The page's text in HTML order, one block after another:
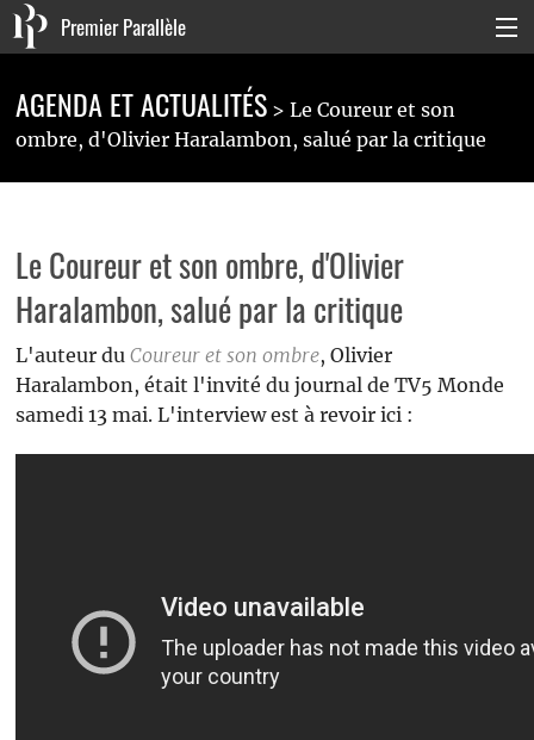
Premier Parallèle
Collection Carnets
Collection Poche
AGENDA ET ACTUALITÉS
Le Coureur et son
ombre, d'Olivier Haralambon, salué par la critique
Le Coureur et son ombre, d'Olivier
Haralambon, salué par la critique
L'auteur du Coureur et son ombre, Olivier
Haralambon, était l'invité du journal de TV5 Monde
samedi 13 mai. L'interview est à revoir ici :